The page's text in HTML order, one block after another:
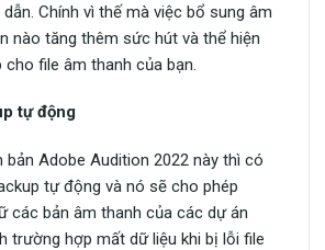
Chính vì thế mà việc bổ sung âm
nào tăng thêm sức hút và thể hiện
cho file âm thanh của bạn.
tự động
bản Adobe Audition 2022 này thì có
tự động và nó sẽ cho phép
các bản âm thanh của các dự án
trường hợp mất dữ liệu khi bị lỗi file